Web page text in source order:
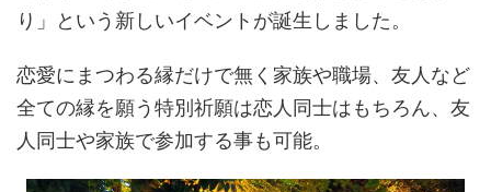
り」という新しいイベントが誕生しました。
恋愛にまつわる縁だけで無く家族や職場、友人など
全ての縁を願う特別祈願は恋人同士はもちろん、友
人同士や家族で参加する事も可能。